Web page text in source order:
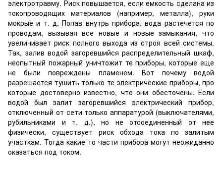
электротравму. Риск повышается, если емкость сделана из
токопроводящих материалов (например, металла), руки
мокрые и т. д. Попав внутрь прибора, вода растечется по
проводам, вызывая все новые и новые замыкания, что
увеличивает риск полного выхода из строя всей системы.
Так, залив водой загоревшийся распределительный шкаф,
неопытный пожарный уничтожит те приборы, которые еще
не были повреждены пламенем. Вот почему водой
разрешается тушить только те электрические приборы, про
которые достоверно известно, что они обесточены. Если
водой был залит загоревшийся электрический прибор,
отключенный от сети только аппаратурой (выключателями,
рубильниками и т. д.), но не отсоединенный от нее
физически, существует риск обхода тока по залитым
участкам. Тогда какие-то части прибора могут неожиданно
оказаться под током.